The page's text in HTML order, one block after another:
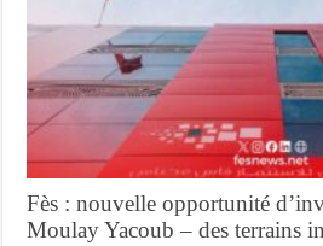
Fès : nouvelle opportunité
Moulay Yacoub – des terrains